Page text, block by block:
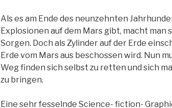
Als es am Ende des neunzehnten
Explosionen auf dem Mars gibt, macht man
Sorgen. Doch als Zylinder auf der Erde
Erde vom Mars aus beschossen wird. Nun
Weg finden sich selbst zu retten und sich
zu bringen.
Eine sehr fesselnde Science- fiction-